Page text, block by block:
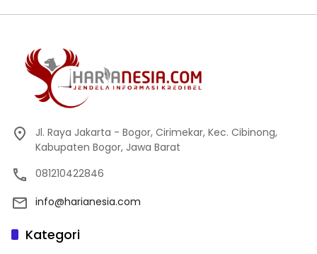
Jl. Raya Jakarta - Bogor, Cirimekar, Kec. Cibinong,
Kabupaten Bogor, Jawa Barat
081210422846
info@harianesia.com
Kategori